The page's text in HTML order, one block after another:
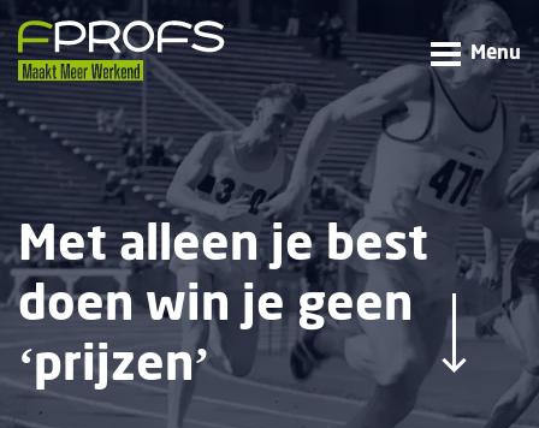
Menu
Met alleen je best
doen win je geen
‘prijzen’